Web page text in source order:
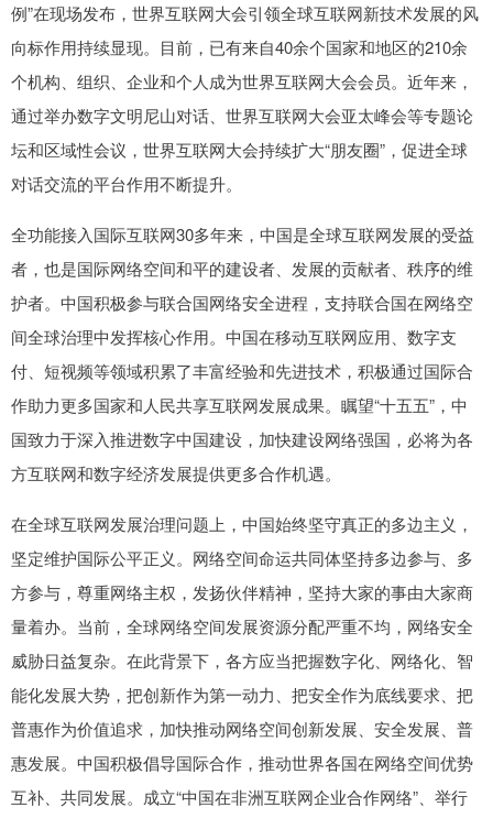
例”在现场发布，世界互联网大会引领全球互联网新技术发展的风
向标作用持续显现。目前，已有来自40余个国家和地区的210余
个机构、组织、企业和个人成为世界互联网大会会员。近年来，
通过举办数字文明尼山对话、世界互联网大会亚太峰会等专题论
坛和区域性会议，世界互联网大会持续扩大“朋友圈”，促进全球
对话交流的平台作用不断提升。
全功能接入国际互联网30多年来，中国是全球互联网发展的受益
者，也是国际网络空间和平的建设者、发展的贡献者、秩序的维
护者。中国积极参与联合国网络安全进程，支持联合国在网络空
间全球治理中发挥核心作用。中国在移动互联网应用、数字支
付、短视频等领域积累了丰富经验和先进技术，积极通过国际合
作助力更多国家和人民共享互联网发展成果。瞩望“十五五”，中
国致力于深入推进数字中国建设，加快建设网络强国，必将为各
方互联网和数字经济发展提供更多合作机遇。
在全球互联网发展治理问题上，中国始终坚守真正的多边主义，
坚定维护国际公平正义。网络空间命运共同体坚持多边参与、多
方参与，尊重网络主权，发扬伙伴精神，坚持大家的事由大家商
量着办。当前，全球网络空间发展资源分配严重不均，网络安全
威胁日益复杂。在此背景下，各方应当把握数字化、网络化、智
能化发展大势，把创新作为第一动力、把安全作为底线要求、把
普惠作为价值追求，加快推动网络空间创新发展、安全发展、普
惠发展。中国积极倡导国际合作，推动世界各国在网络空间优势
互补、共同发展。成立“中国在非洲互联网企业合作网络”、举行